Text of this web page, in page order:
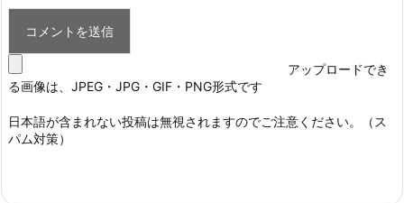
アップロードでき
る画像は、JPEG・JPG・GIF・PNG形式です
日本語が含まれない投稿は無視されますのでご注意ください。（ス
パム対策）